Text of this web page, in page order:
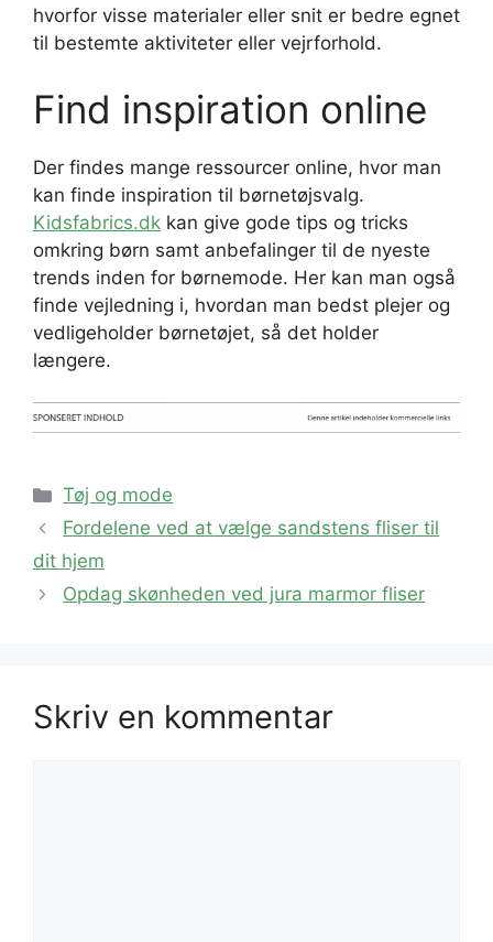
hvorfor visse materialer eller snit er bedre egnet
til bestemte aktiviteter eller vejrforhold.
Find inspiration online
Der findes mange ressourcer online, hvor man
kan finde inspiration til børnetøjsvalg.
Kidsfabrics.dk kan give gode tips og tricks
omkring børn samt anbefalinger til de nyeste
trends inden for børnemode. Her kan man også
finde vejledning i, hvordan man bedst plejer og
vedligeholder børnetøjet, så det holder
længere.
Kategorier
Tøj og mode
Fordelene ved at vælge sandstens fliser til
dit hjem
Opdag skønheden ved jura marmor fliser
Skriv en kommentar